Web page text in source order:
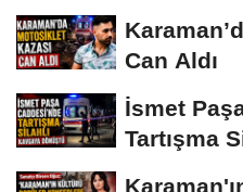
Can Aldı
İsmet
Tartışma